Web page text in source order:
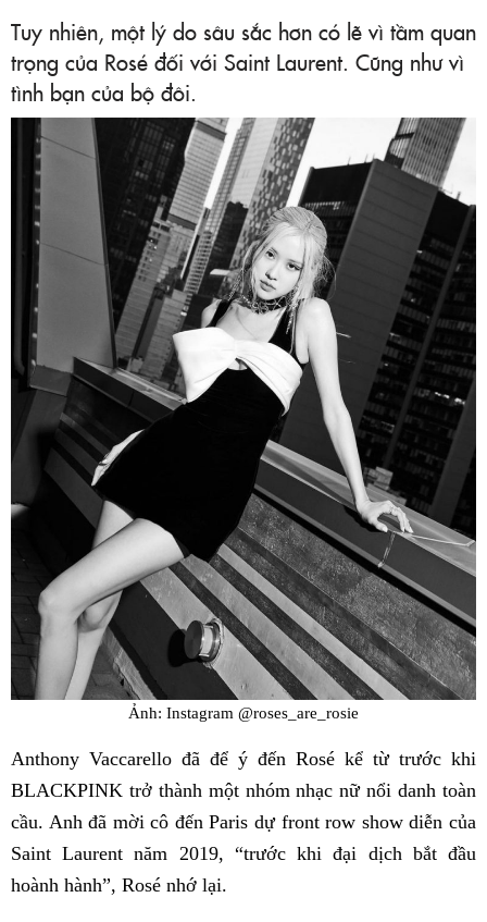
Tuy nhiên, một lý do sâu sắc hơn có lẽ vì tầm quan
trọng của Rosé đối với Saint Laurent. Cũng như vì
tình bạn của bộ đôi.
Ảnh: Instagram @roses_are_rosie
Anthony Vaccarello đã để ý đến Rosé kể từ trước khi
BLACKPINK trở thành một nhóm nhạc nữ nổi danh toàn
cầu. Anh đã mời cô đến Paris dự front row show diễn của
Saint Laurent năm 2019, “trước khi đại dịch bắt đầu
hoành hành”, Rosé nhớ lại.